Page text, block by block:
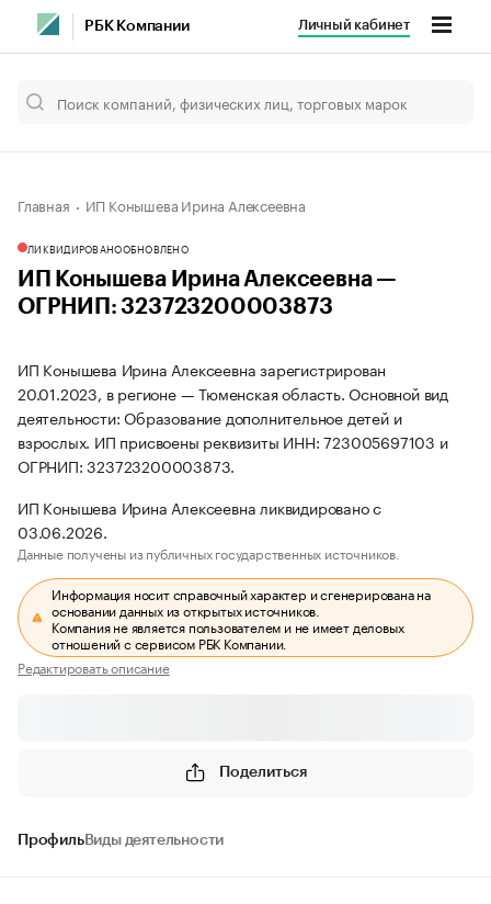
РБК Компании Личный кабинет
Главная ИП Конышева Ирина Алексеевна
ЛИКВИДИРОВАНООБНОВЛЕНО
ИП Конышева Ирина Алексеевна —
ОГРНИП: 323723200003873
ИП Конышева Ирина Алексеевна зарегистрирован
20.01.2023, в регионе — Тюменская область. Основной вид
деятельности: Образование дополнительное детей и
взрослых. ИП присвоены реквизиты ИНН: 723005697103 и
ОГРНИП: 323723200003873.
ИП Конышева Ирина Алексеевна ликвидировано с
03.06.2026.
Данные получены из публичных государственных источников.
Информация носит справочный характер и сгенерирована на
основании данных из открытых источников.
Компания не является пользователем и не имеет деловых
отношений с сервисом РБК Компании.
Редактировать описание
Поделиться
ПрофильВиды деятельности